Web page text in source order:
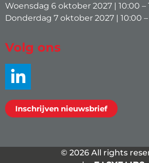
Woensdag 6 oktober 2027 | 10:00 –
Donderdag 7 oktober 2027 | 10:00
Volg ons
Inschrijven nieuwsbrief
© 2026 All rights